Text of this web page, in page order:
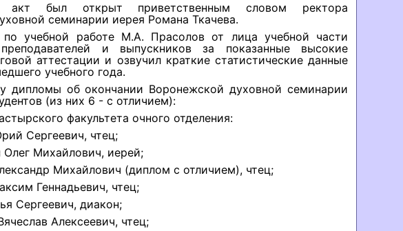
акт был открыт приветственным словом ректора
семинарии иерея Романа Ткачева.
по учебной работе М.А. Прасолов от лица учебной части
преподавателей и выпускников за показанные высокие
аттестации и озвучил краткие статистические данные
учебного года.
дипломы об окончании Воронежской духовной семинарии
(из них 6 - с отличием):
факультета очного отделения:
Сергеевич, чтец;
Олег Михайлович, иерей;
Михайлович (диплом с отличием), чтец;
Геннадьевич, чтец;
Сергеевич, диакон;
Алексеевич, чтец;